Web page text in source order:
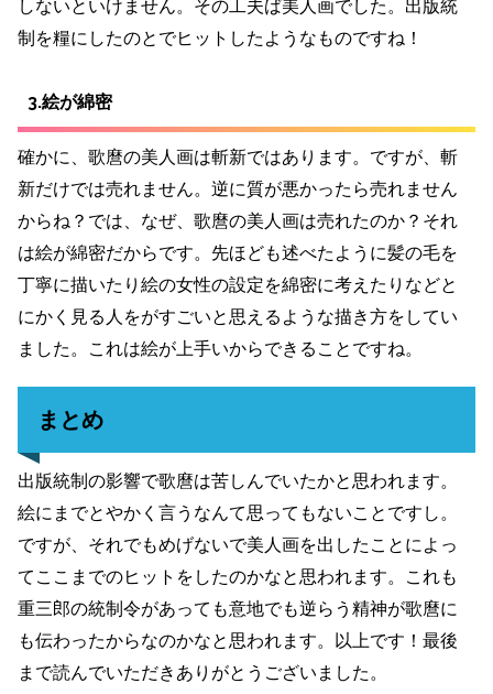
しないといけません。その工夫ば美人画でした。出版統
制を糧にしたのとでヒットしたようなものですね！
3.絵が綿密
確かに、歌麿の美人画は斬新ではあります。ですが、斬
新だけでは売れません。逆に質が悪かったら売れません
からね？では、なぜ、歌麿の美人画は売れたのか？それ
は絵が綿密だからです。先ほども述べたように髪の毛を
丁寧に描いたり絵の女性の設定を綿密に考えたりなどと
にかく見る人をがすごいと思えるような描き方をしてい
ました。これは絵が上手いからできることですね。
まとめ
出版統制の影響で歌麿は苦しんでいたかと思われます。
絵にまでとやかく言うなんて思ってもないことですし。
ですが、それでもめげないで美人画を出したことによっ
てここまでのヒットをしたのかなと思われます。これも
重三郎の統制令があっても意地でも逆らう精神が歌麿に
も伝わったからなのかなと思われます。以上です！最後
まで読んでいただきありがとうございました。